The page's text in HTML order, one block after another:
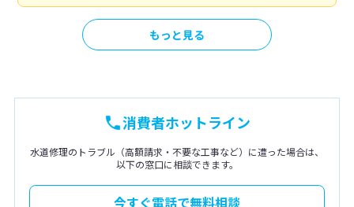
もっと見る
消費者ホットライン
水道修理のトラブル（高額請求・不要な工事など）に遭った場合は、
以下の窓口に相談できます。
今すぐ電話で無料相談